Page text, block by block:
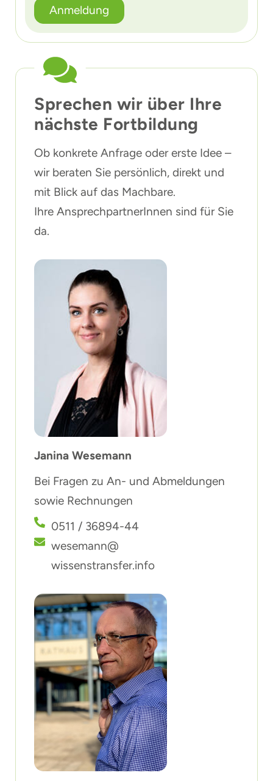
Anmeldung
Sprechen wir über Ihre
nächste Fortbildung
Ob konkrete Anfrage oder erste Idee –
wir beraten Sie persönlich, direkt und
mit Blick auf das Machbare.
Ihre AnsprechpartnerInnen sind für Sie
da.
Janina Wesemann
Bei Fragen zu An- und Abmeldungen
sowie Rechnungen
0511 / 36894-44
wesemann@
wissenstransfer.info